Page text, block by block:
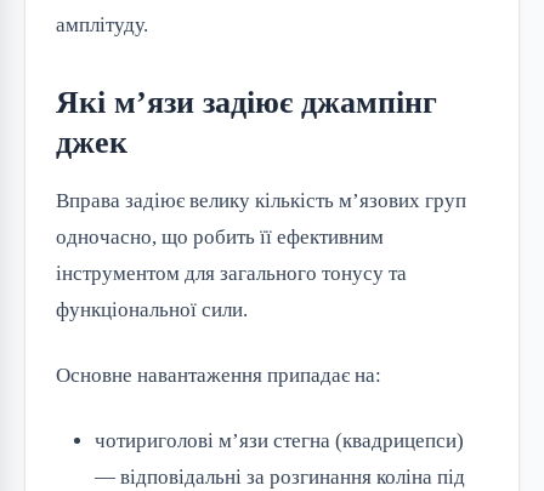
амплітуду.
Які м’язи задіює джампінг
джек
Вправа задіює велику кількість м’язових груп
одночасно, що робить її ефективним
інструментом для загального тонусу та
функціональної сили.
Основне навантаження припадає на:
чотириголові м’язи стегна (квадрицепси)
— відповідальні за розгинання коліна під